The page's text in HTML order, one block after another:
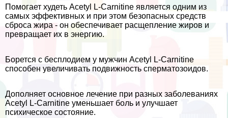
Помогает худеть Acetyl L-Carnitine является одним из
самых эффективных и при этом безопасных средств
сброса жира - он обеспечивает расщепление жиров и
превращает их в энергию.
Борется с бесплодием у мужчин Acetyl L-Carnitine
способен увеличивать подвижность cпepматозоидов.
Дополняет основное лечение при разных заболеваниях
Acetyl L-Carnitine уменьшает боль и улучшает
психическое состояние.